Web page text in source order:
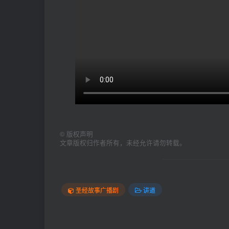
© 版权声明
文章版权归作者所有，未经允许请勿转载。
圣经故事广播剧 讲道